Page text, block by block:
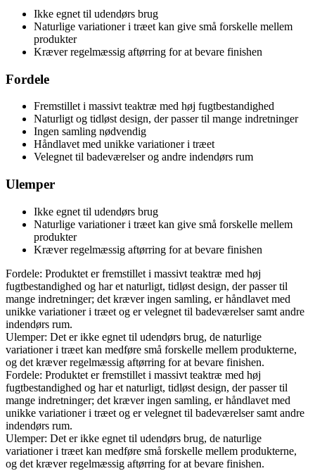
Ikke egnet til udendørs brug
Naturlige variationer i træet kan give små forskelle mellem
produkter
Kræver regelmæssig aftørring for at bevare finishen
Fordele
Fremstillet i massivt teaktræ med høj fugtbestandighed
Naturligt og tidløst design, der passer til mange indretninger
Ingen samling nødvendig
Håndlavet med unikke variationer i træet
Velegnet til badeværelser og andre indendørs rum
Ulemper
Ikke egnet til udendørs brug
Naturlige variationer i træet kan give små forskelle mellem
produkter
Kræver regelmæssig aftørring for at bevare finishen
Fordele: Produktet er fremstillet i massivt teaktræ med høj
fugtbestandighed og har et naturligt, tidløst design, der passer til
mange indretninger; det kræver ingen samling, er håndlavet med
unikke variationer i træet og er velegnet til badeværelser samt andre
indendørs rum.
Ulemper: Det er ikke egnet til udendørs brug, de naturlige
variationer i træet kan medføre små forskelle mellem produkterne,
og det kræver regelmæssig aftørring for at bevare finishen.
Fordele: Produktet er fremstillet i massivt teaktræ med høj
fugtbestandighed og har et naturligt, tidløst design, der passer til
mange indretninger; det kræver ingen samling, er håndlavet med
unikke variationer i træet og er velegnet til badeværelser samt andre
indendørs rum.
Ulemper: Det er ikke egnet til udendørs brug, de naturlige
variationer i træet kan medføre små forskelle mellem produkterne,
og det kræver regelmæssig aftørring for at bevare finishen.